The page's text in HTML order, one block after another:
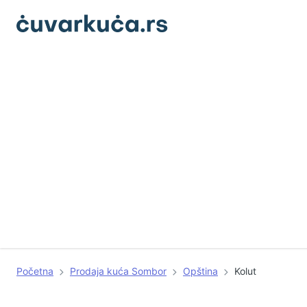
Početna Prodaja kuća Sombor Opština Kolut